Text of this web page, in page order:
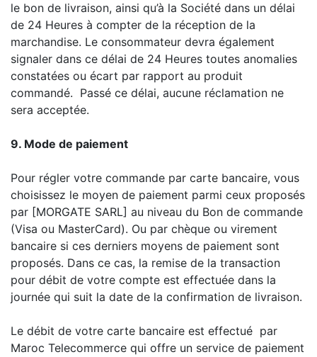
le bon de livraison, ainsi qu’à la Société dans un délai
de 24 Heures à compter de la réception de la
marchandise. Le consommateur devra également
signaler dans ce délai de 24 Heures toutes anomalies
constatées ou écart par rapport au produit
commandé. Passé ce délai, aucune réclamation ne
sera acceptée.
9. Mode de paiement
Pour régler votre commande par carte bancaire, vous
choisissez le moyen de paiement parmi ceux proposés
par [MORGATE SARL] au niveau du Bon de commande
(Visa ou MasterCard). Ou par chèque ou virement
bancaire si ces derniers moyens de paiement sont
proposés. Dans ce cas, la remise de la transaction
pour débit de votre compte est effectuée dans la
journée qui suit la date de la confirmation de livraison.
Le débit de votre carte bancaire est effectué par
Maroc Telecommerce qui offre un service de paiement